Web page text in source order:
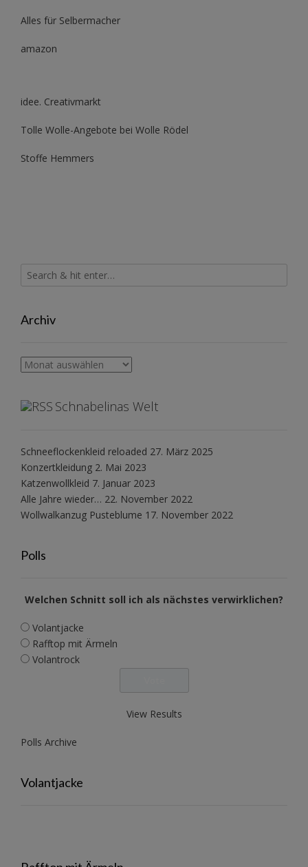
Alles für Selbermacher
amazon
idee. Creativmarkt
Tolle Wolle-Angebote bei Wolle Rödel
Stoffe Hemmers
Archiv
Archiv
Schnabelinas Welt
Schneeflockenkleid reloaded 27. März 2025
Konzertkleidung 2. Mai 2023
Katzenwollkleid 7. Januar 2023
Alle Jahre wieder… 22. November 2022
Wollwalkanzug Pusteblume 17. November 2022
Polls
Welchen Schnitt soll ich als nächstes verwirklichen?
Volantjacke
Rafftop mit Ärmeln
Volantrock
View Results
Polls Archive
Volantjacke